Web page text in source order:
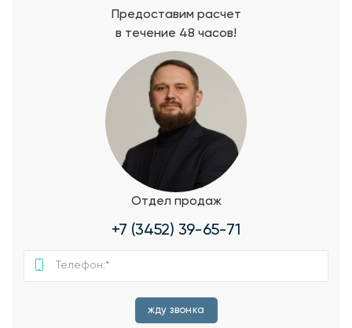
Предоставим расчет
в течение 48 часов!
Отдел продаж
+7 (3452) 39-65-71
жду звонка